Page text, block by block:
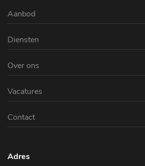
Aanbod
Diensten
Over ons
Vacatures
Contact
Adres